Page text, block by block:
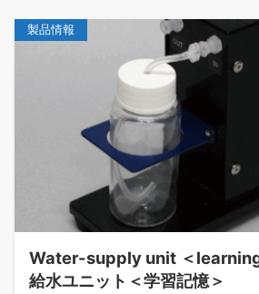
製品情報
Water-supply unit ＜
給水ユニット＜学習記憶＞